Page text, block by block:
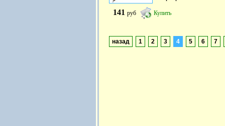
141 руб Купить
назад 1 2 3 4 5 6 7